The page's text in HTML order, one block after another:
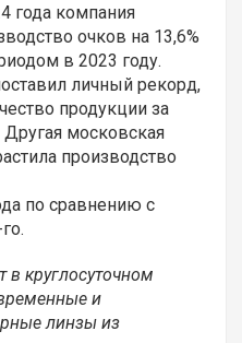
года компания
очков на 13,6%
в 2023 году.
личный рекорд,
продукции за
московская
производство
по сравнению с
в круглосуточном
и
линзы из